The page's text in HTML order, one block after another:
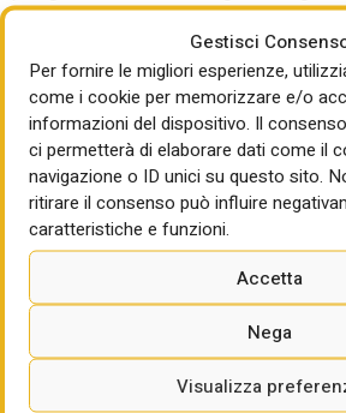
Gestisci
Per fornire le migliori esperienze,
come i cookie per memorizzare e/o
informazioni del dispositivo. Il
ci permetterà di elaborare dati come il
navigazione o ID unici su questo sito.
ritirare il consenso può influire
caratteristiche e funzioni.
Accetta
Nega
Visualizza
eludere il dovere di una pianificazione
Il conflitto sotteso alla pronuncia
l’esigenza di incentivare l’attività
premialità volumetriche e deroghe alle
necessità di una gestione ordinata e
urbano. Per i titoli edilizi già rilasciati,
introduce una zona di forte incertezza:
permessi di costruire cade se l’atto
delibera di perimetrazione) risulta
istruttorio. La discrezionalità
dall’essere una licenza di espansione
essere invece esercitata attraverso
specifiche, pena l’annullamento